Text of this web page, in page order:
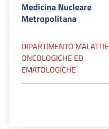
Medicina Nucleare
Metropolitana
DIPARTIMENTO MALATTIE
ONCOLOGICHE ED
EMATOLOGICHE